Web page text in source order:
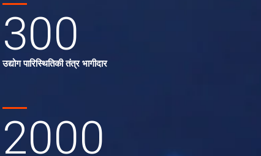
300
उद्योग पारिस्थितिकी तंत्र भागीदार
2000